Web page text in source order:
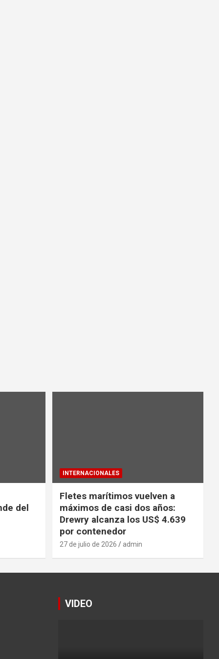
del
INTERNACIONALES
Fletes marítimos vuelven a
máximos de casi dos años:
Drewry alcanza los US$ 4.639
por contenedor
27 de julio de 2026 admin
VIDEO